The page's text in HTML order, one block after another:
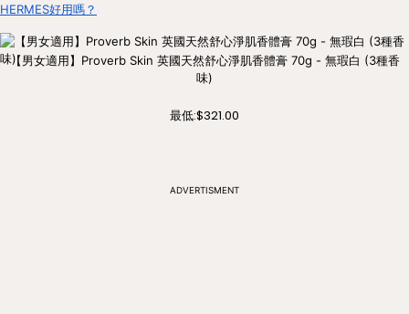
HERMES好用嗎？
【男女適用】Proverb Skin 英國天然舒心淨肌香體膏 70g - 無瑕白 (3種香
味)
最低:$321.00
ADVERTISMENT